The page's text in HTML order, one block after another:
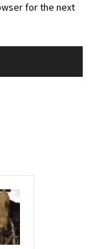
for the next